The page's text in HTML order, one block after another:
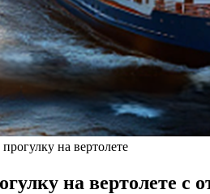
на вертолете
на вертолете с